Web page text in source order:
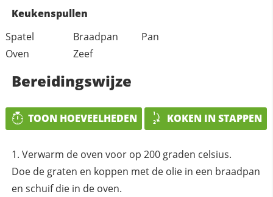
Keukenspullen
Spatel
Braadpan
Pan
Oven
Zeef
Bereidingswijze
TOON HOEVEELHEDEN KOKEN IN STAPPEN
Verwarm de oven voor op 200 graden celsius.
Doe de graten en koppen met de olie in een braadpan
en schuif die in de oven.